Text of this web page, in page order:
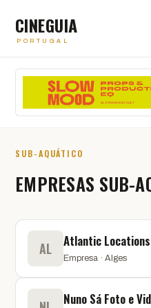
CINEGUIA
PORTUGAL
SUB-AQUÁTICO
EMPRESAS SUB-
AL Atlantic Locations
Empresa · Alges
Nuno Sá Foto e